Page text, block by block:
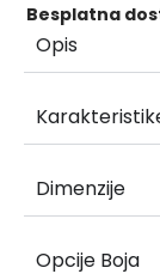
Besplatna
Opis
Dimenzije
Opcije Boja